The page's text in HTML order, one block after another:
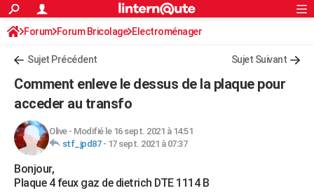
ACTUALITÉS
Politique
Société
Faits Divers
Education
Monde
Villes
+
Programme TV
Streaming
Sorties cinéma
FINANCE
Retraite
Impôts
Epargne
Immobilier
Risques naturels par ville
Banque
Assurance
Crédit
AUTO
Essais
Réserver un essai
Citadines
Berlines
SUV
Forum auto
HIGH-TECH
Mobiles
Meilleur smartphone
Internet
Ordinateurs
Jeux vidéo
Guide high-tech
BRICOLAGE
S'inscrire
Connexion
Forum Forum Bricolage Electroménager
Sujet Précédent Sujet Suivant
Comment enleve le dessus de la plaque pour
acceder au transfo
Olive- Modifié le 16 sept. 2021 à 14:51
stf_jpd87- 17 sept. 2021 à 07:37
Bonjour,
Plaque 4 feux gaz de dietrich DTE 1114 B